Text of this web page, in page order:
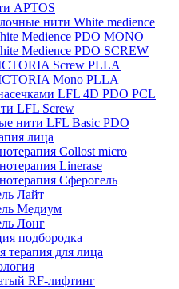
APTOS
нити White medience
Medience PDO MONO
Medience PDO SCREW
Screw PLLA
Mono PLLA
LFL 4D PDO PCL
LFL Screw
нити LFL Basic PDO
лица
Collost micro
Linerase
Сферогель
Лайт
Медиум
Лонг
подбородка
терапия для лица
RF-лифтинг